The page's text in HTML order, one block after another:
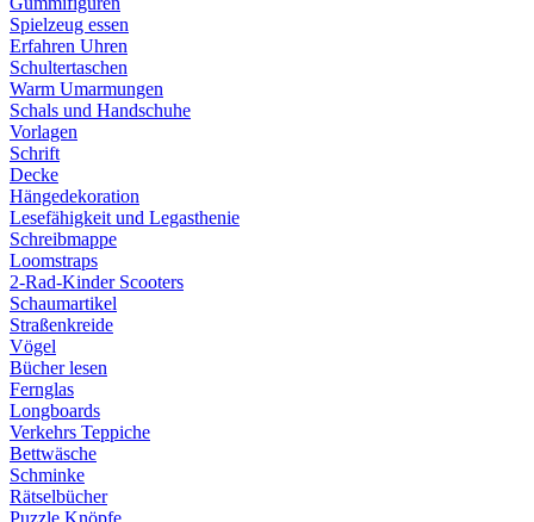
Spielzeug essen
Erfahren Uhren
Schultertaschen
Warm Umarmungen
Schals und Handschuhe
Vorlagen
Schrift
Decke
Hängedekoration
Lesefähigkeit und Legasthenie
Schreibmappe
Loomstraps
2-Rad-Kinder Scooters
Schaumartikel
Straßenkreide
Vögel
Bücher lesen
Fernglas
Longboards
Verkehrs Teppiche
Bettwäsche
Schminke
Rätselbücher
Puzzle Knöpfe